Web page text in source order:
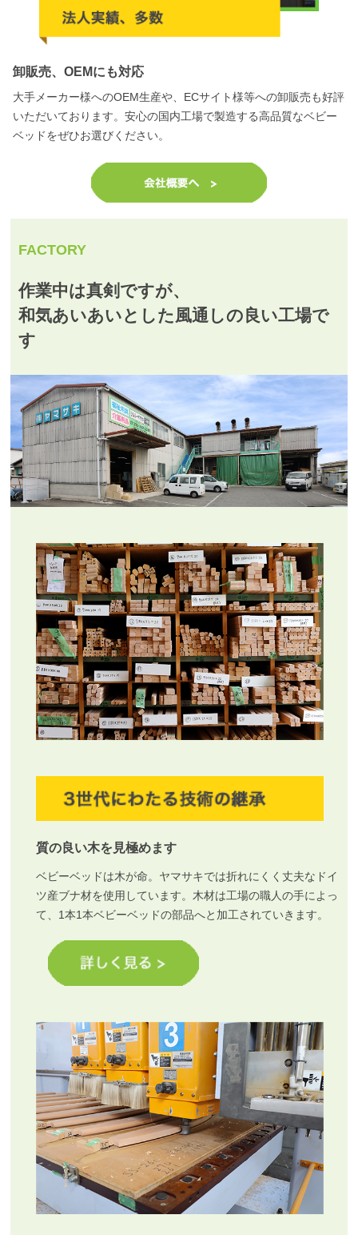
卸販売、OEMにも対応
大手メーカー様へのOEM生産や、ECサイト様等への卸販売も好評
いただいております。安心の国内工場で製造する高品質なベビー
ベッドをぜひお選びください。
FACTORY
作業中は真剣ですが、
和気あいあいとした風通しの良い工場で
す
質の良い木を見極めます
ベビーベッドは木が命。ヤマサキでは折れにくく丈夫なドイ
ツ産ブナ材を使用しています。木材は工場の職人の手によっ
て、1本1本ベビーベッドの部品へと加工されていきます。